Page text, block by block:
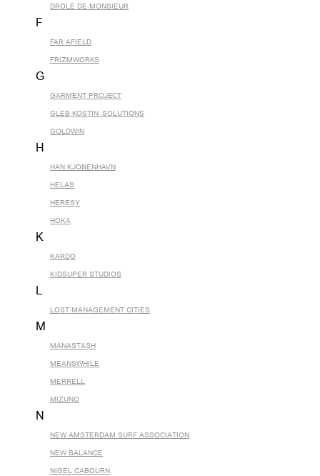
DROLE DE MONSIEUR
F
FAR AFIELD
FRIZMWORKS
G
GARMENT PROJECT
GLEB KOSTIN .SOLUTIONS
GOLDWIN
H
HAN KJOBENHAVN
HELAS
HERESY
HOKA
K
KARDO
KIDSUPER STUDIOS
L
LOST MANAGEMENT CITIES
M
MANASTASH
MEANSWHILE
MERRELL
MIZUNO
N
NEW AMSTERDAM SURF ASSOCIATION
NEW BALANCE
NIGEL CABOURN